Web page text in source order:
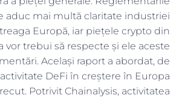
aduc mai multă claritate industriei
Europă, iar piețele crypto din
vor trebui să respecte și ele aceste
Același raport a abordat, de
DeFi în creștere în Europa
Potrivit Chainalysis, activitatea